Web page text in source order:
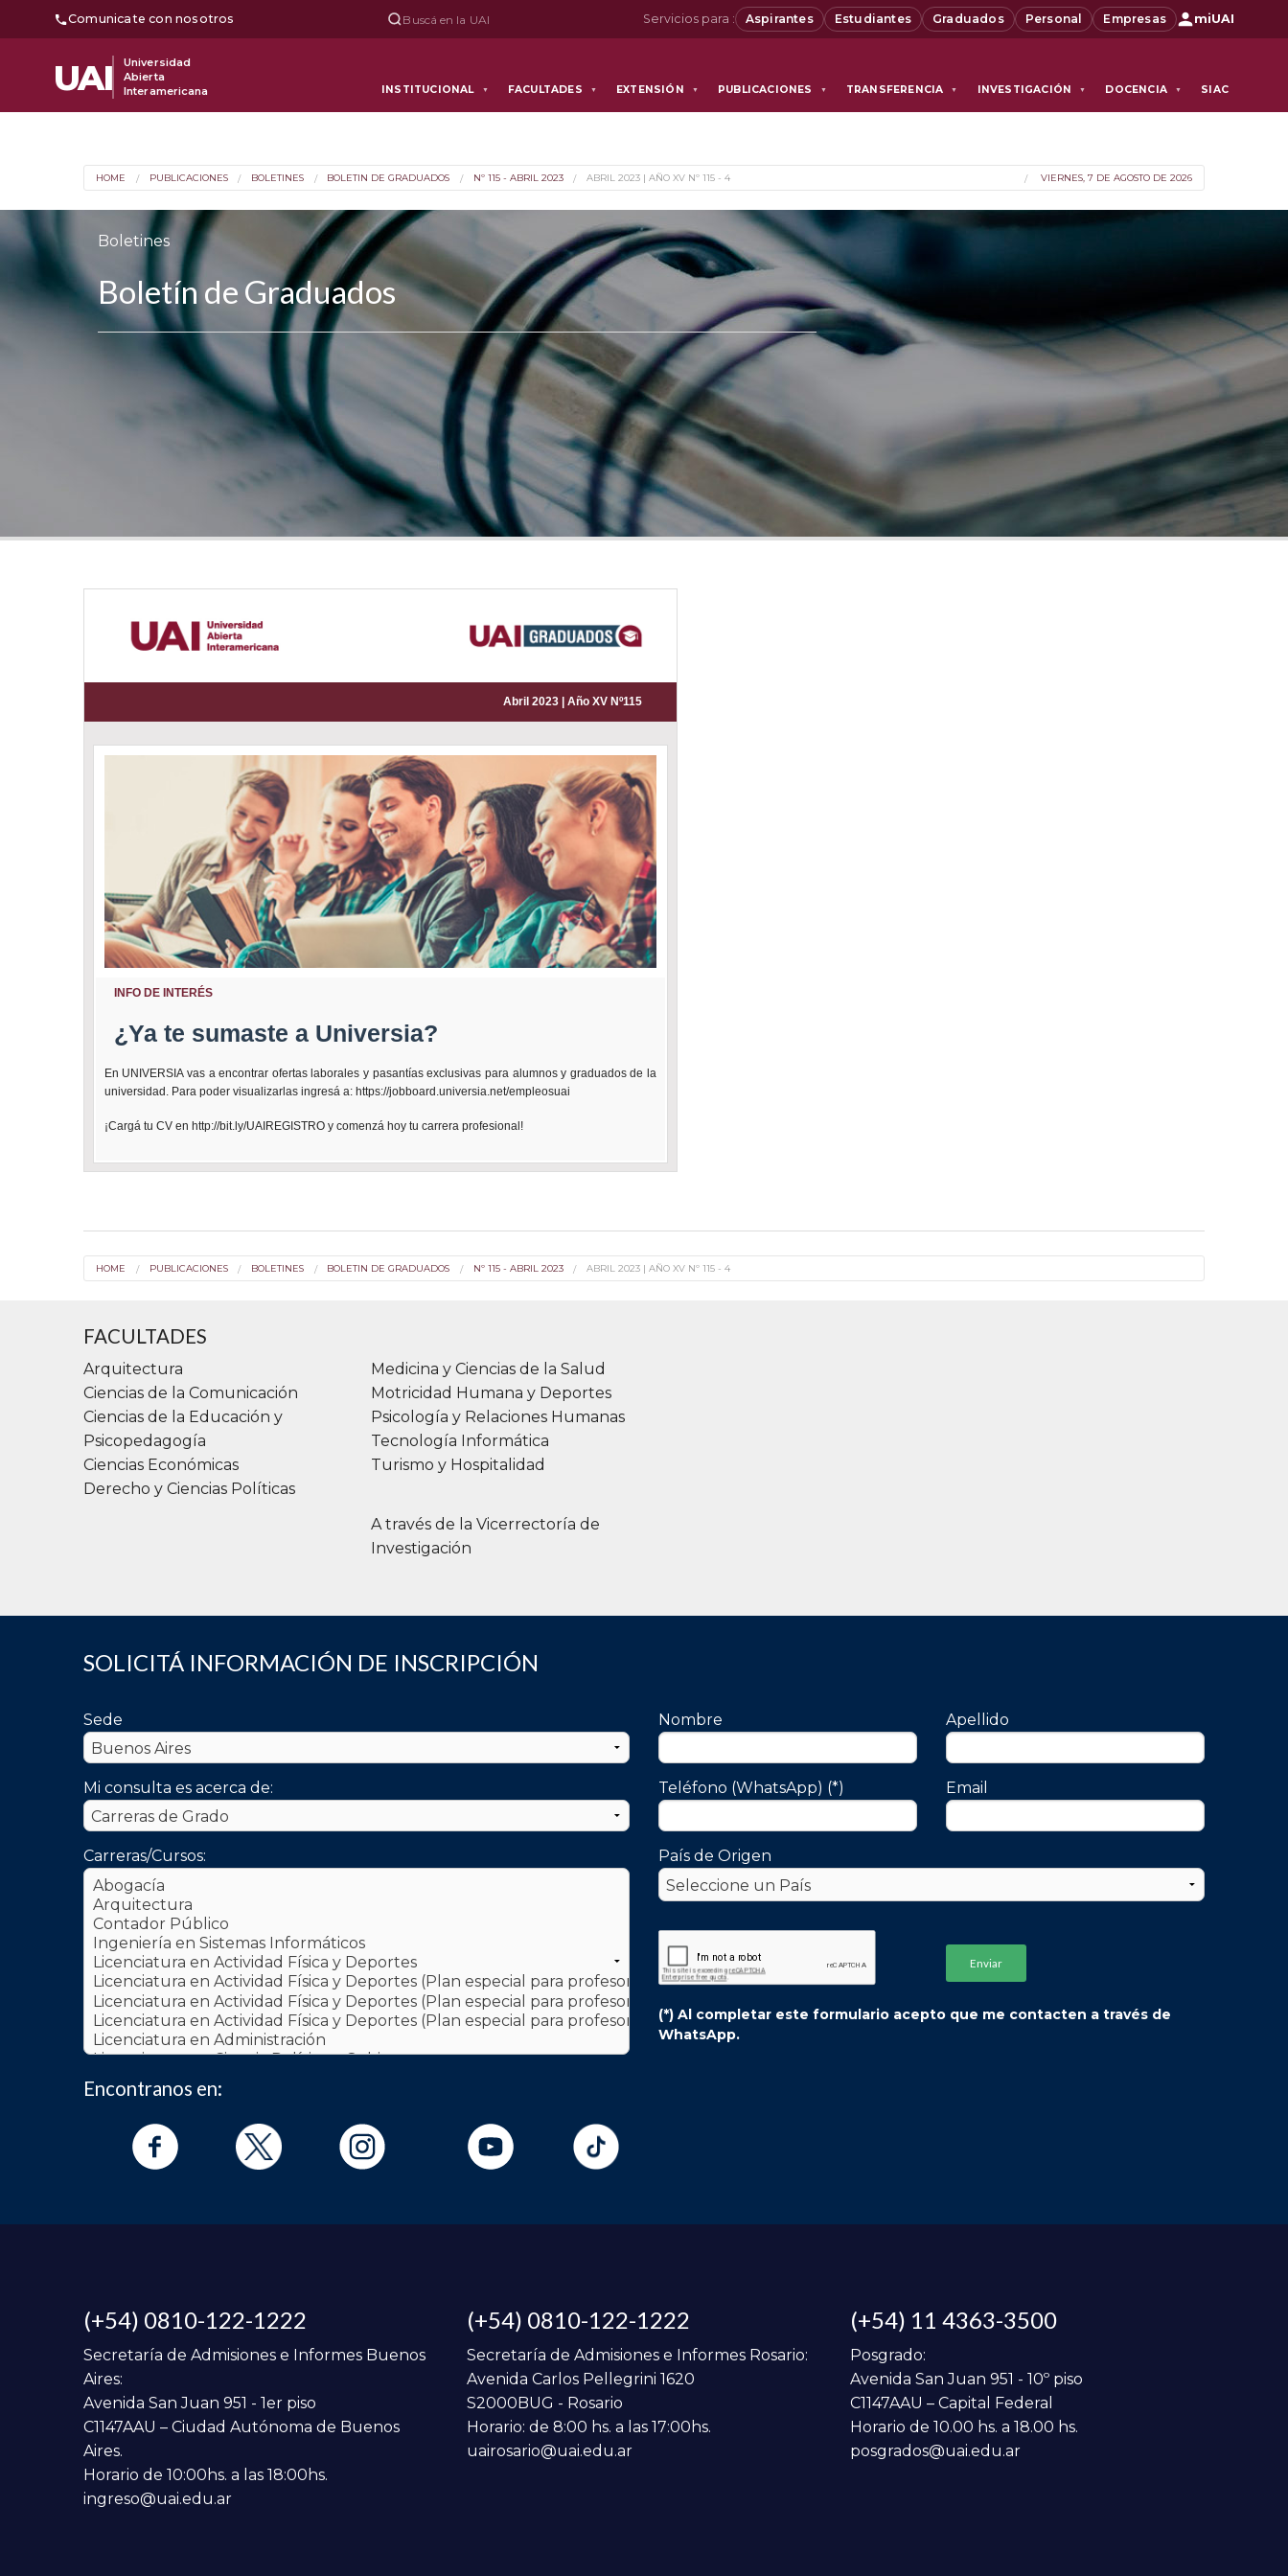
Comunicate con nosotros Buscá en la UAI Servicios para : Aspirantes Estudiantes Graduados Personal Empresas miUAI
UAI
Universidad
Abierta
Interamericana
INSTITUCIONAL ▼ FACULTADES ▼ EXTENSIÓN ▼ PUBLICACIONES ▼ TRANSFERENCIA ▼ INVESTIGACIÓN ▼ DOCENCIA ▼ SIAC
HOME PUBLICACIONES BOLETINES BOLETIN DE GRADUADOS Nº 115 - ABRIL 2023 ABRIL 2023 | AÑO XV Nº 115 - 4 VIERNES, 7 DE AGOSTO DE 2026
Boletines
Boletín de Graduados
Abril 2023 | Año XV Nº115
INFO DE INTERÉS
¿Ya te sumaste a Universia?
En UNIVERSIA vas a encontrar ofertas laborales y pasantías exclusivas para alumnos y graduados de la
universidad. Para poder visualizarlas ingresá a: https://jobboard.universia.net/empleosuai
¡Cargá tu CV en http://bit.ly/UAIREGISTROy comenzá hoy tu carrera profesional!
HOME PUBLICACIONES BOLETINES BOLETIN DE GRADUADOS Nº 115 - ABRIL 2023 ABRIL 2023 | AÑO XV Nº 115 - 4
FACULTADES
Arquitectura
Ciencias de la Comunicación
Ciencias de la Educación y
Psicopedagogía
Ciencias Económicas
Derecho y Ciencias Políticas
Medicina y Ciencias de la Salud
Motricidad Humana y Deportes
Psicología y Relaciones Humanas
Tecnología Informática
Turismo y Hospitalidad
A través de la Vicerrectoría de
Investigación
SOLICITÁ INFORMACIÓN DE INSCRIPCIÓN
Sede
Mi consulta es acerca de:
Carreras/Cursos:
Nombre Apellido
Teléfono (WhatsApp) (*) Email
País de Origen
(*) Al completar este formulario acepto que me contacten a través de
WhatsApp.
Encontranos en:
(+54) 0810-122-1222
Secretaría de Admisiones e Informes Buenos
Aires:
Avenida San Juan 951 - 1er piso
C1147AAU – Ciudad Autónoma de Buenos
Aires.
Horario de 10:00hs. a las 18:00hs.
ingreso@uai.edu.ar
(+54) 0810-122-1222
Secretaría de Admisiones e Informes Rosario:
Avenida Carlos Pellegrini 1620
S2000BUG - Rosario
Horario: de 8:00 hs. a las 17:00hs.
uairosario@uai.edu.ar
(+54) 11 4363-3500
Posgrado:
Avenida San Juan 951 - 10º piso
C1147AAU – Capital Federal
Horario de 10.00 hs. a 18.00 hs.
posgrados@uai.edu.ar